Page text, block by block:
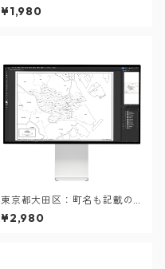
¥1,980
東京都大田区：町名も記載の
地図データ（PDF・Aiファイ
ル）
¥2,980